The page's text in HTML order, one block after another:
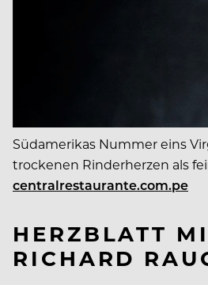
Südamerikas Nummer eins
trockenen Rinderherzen als
centralrestaurante.com.pe
HERZBLATT
RICHARD